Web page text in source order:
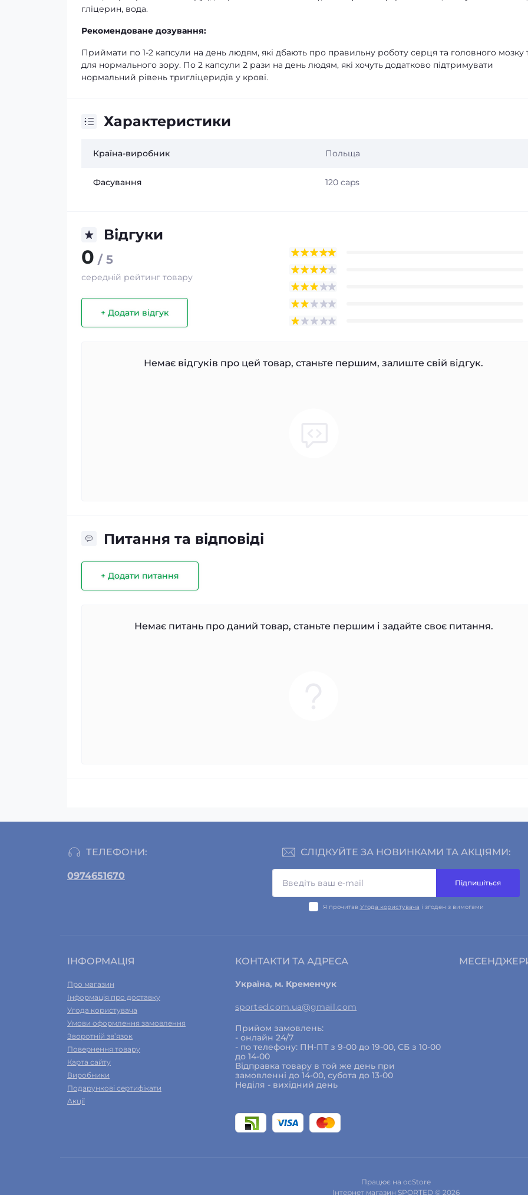
гліцерин, вода.
Рекомендоване дозування:
Приймати по 1-2 капсули на день людям, які дбають про правильну роботу серця та головного мозку
для нормального зору. По 2 капсули 2 рази на день людям, які хочуть додатково підтримувати
нормальний рівень тригліцеридів у крові.
Характеристики
Країна-виробник Польща
Фасування 120 caps
Відгуки
0 / 5
середній рейтинг товару
+ Додати відгук
Немає відгуків про цей товар, станьте першим, залиште свій відгук.
Питання та відповіді
+ Додати питання
Немає питань про даний товар, станьте першим і задайте своє питання.
ТЕЛЕФОНИ:
0974651670
СЛІДКУЙТЕ ЗА НОВИНКАМИ ТА АКЦІЯМИ:
Підпишіться
Я прочитав Угода користувача і згоден з вимогами
ІНФОРМАЦІЯ
Про магазин
Інформація про доставку
Угода користувача
Умови оформлення замовлення
Зворотній зв’язок
Повернення товару
Карта сайту
Виробники
Подарункові сертифікати
Акції
КОНТАКТИ ТА АДРЕСА
Україна, м. Кременчук
sported.com.ua@gmail.com
Прийом замовлень:
- онлайн 24/7
- по телефону: ПН-ПТ з 9-00 до 19-00, СБ з 10-00
до 14-00
Відправка товару в той же день при
замовленні до 14-00, субота до 13-00
Неділя - вихідний день
Працює на ocStore
Інтернет магазин SPORTED © 2026